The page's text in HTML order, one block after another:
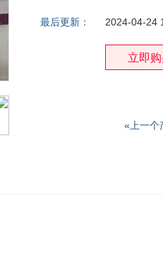
最后更新： 2024-04-24
«上一个